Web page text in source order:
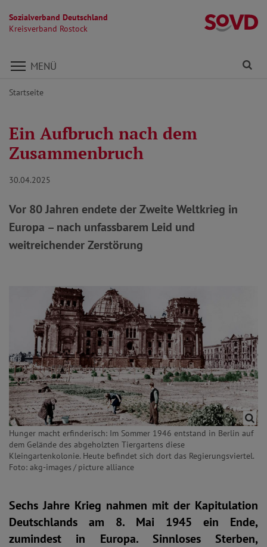
Sozialverband Deutschland
Kreisverband Rostock
Direkt zu den Inhalten springen
MENÜ
Startseite
Ein Aufbruch nach dem
Zusammenbruch
30.04.2025
Vor 80 Jahren endete der Zweite Weltkrieg in
Europa – nach unfassbarem Leid und
weitreichender Zerstörung
Hunger macht erfinderisch: Im Sommer 1946 entstand in Berlin auf
dem Gelände des abgeholzten Tiergartens diese
Kleingartenkolonie. Heute befindet sich dort das Regierungsviertel.
Foto: akg-images / picture alliance
Sechs Jahre Krieg nahmen mit der Kapitulation
Deutschlands am 8. Mai 1945 ein Ende,
zumindest in Europa. Sinnloses Sterben,